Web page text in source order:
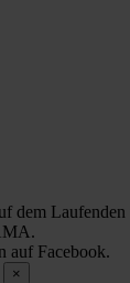
dem Laufenden
auf Facebook.
×